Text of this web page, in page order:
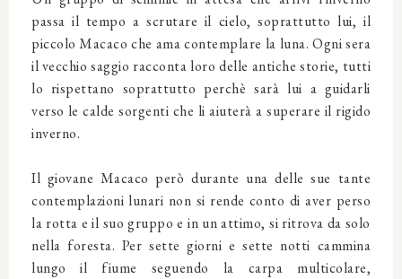
passa il tempo a scrutare il cielo, soprattutto lui, il
piccolo Macaco che ama contemplare la luna. Ogni sera
il vecchio saggio racconta loro delle antiche storie, tutti
lo rispettano soprattutto perchè sarà lui a guidarli
verso le calde sorgenti che li aiuterà a superare il rigido
inverno.
Il giovane Macaco però durante una delle sue tante
contemplazioni lunari non si rende conto di aver perso
la rotta e il suo gruppo e in un attimo, si ritrova da solo
nella foresta. Per sette giorni e sette notti cammina
lungo il fiume seguendo la carpa multicolare,